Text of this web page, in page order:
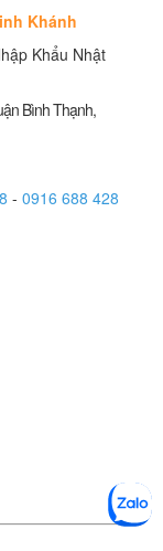
Khánh
Khẩu Nhật
Bình Thạnh,
- 0916 688 428